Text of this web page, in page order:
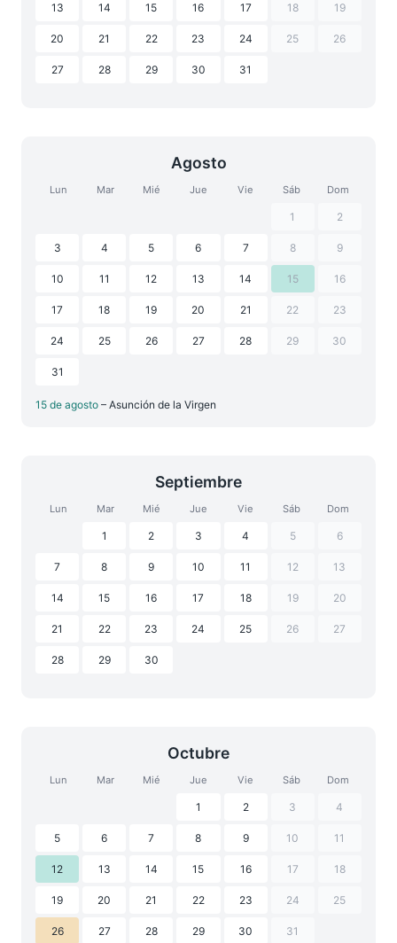
13 14 15 16 17 18 19
20 21 22 23 24 25 26
27 28 29 30 31
Agosto
Lun Mar Mié Jue Vie Sáb Dom
1 2
3 4 5 6 7 8 9
10 11 12 13 14 15 16
17 18 19 20 21 22 23
24 25 26 27 28 29 30
31
15 de agosto – Asunción de la Virgen
Septiembre
Lun Mar Mié Jue Vie Sáb Dom
1 2 3 4 5 6
7 8 9 10 11 12 13
14 15 16 17 18 19 20
21 22 23 24 25 26 27
28 29 30
Octubre
Lun Mar Mié Jue Vie Sáb Dom
1 2 3 4
5 6 7 8 9 10 11
12 13 14 15 16 17 18
19 20 21 22 23 24 25
26 27 28 29 30 31